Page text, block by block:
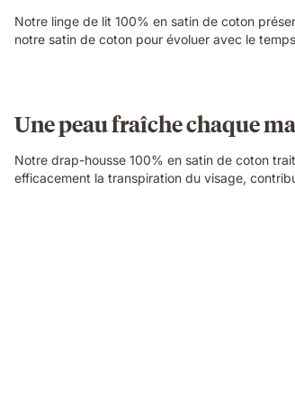
Notre linge de lit 100% en satin de coton
notre satin de coton pour évoluer avec le
Une peau fraîche chaque
Notre drap-housse 100% en satin de coton
efficacement la transpiration du visage,